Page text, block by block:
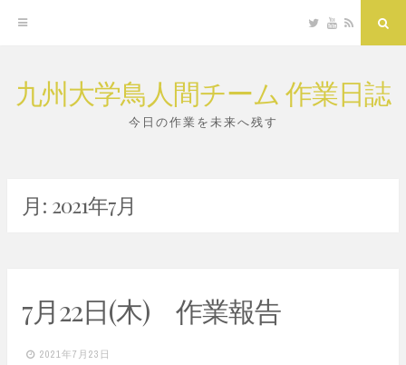
Skip
Twitter
YouTube
RSS
九州大学鳥人間チーム 作業日誌
今日の作業を未来へ残す
月: 2021年7月
7月22日(木) 作業報告
2021年7月23日